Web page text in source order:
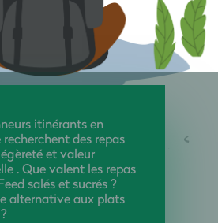
itinérants en
des repas
et valeur
. Que valent les repas
salés et sucrés ?
alternative aux plats